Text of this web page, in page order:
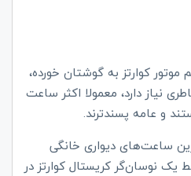
موتور کوارتز به گوشتان خورده،
نیاز دارد، معمولا اکثر ساعت‌
و عامه پسندترند.
ساعت‌های دیواری خانگی
یک نوسان‌گر کریستال کوارتز در